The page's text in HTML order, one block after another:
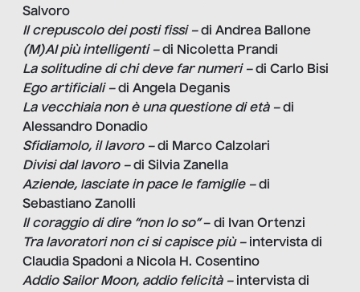
Salvoro
Il crepuscolo dei posti fissi –di Andrea Ballone
(M)AI più intelligenti –di Nicoletta Prandi
La solitudine di chi deve far numeri –di Carlo Bisi
Ego artificiali –di Angela Deganis
La vecchiaia non è una questione di età –di
Alessandro Donadio
Sfidiamolo, il lavoro –di Marco Calzolari
Divisi dal lavoro –di Silvia Zanella
Aziende, lasciate in pace le famiglie –di
Sebastiano Zanolli
Il coraggio di dire “non lo so”– di Ivan Ortenzi
Tra lavoratori non ci si capisce più – intervista di
Claudia Spadoni a Nicola H. Cosentino
Addio Sailor Moon, addio felicità – intervista di